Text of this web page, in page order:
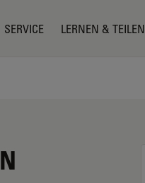
SERVICE LERNEN & TEILEN